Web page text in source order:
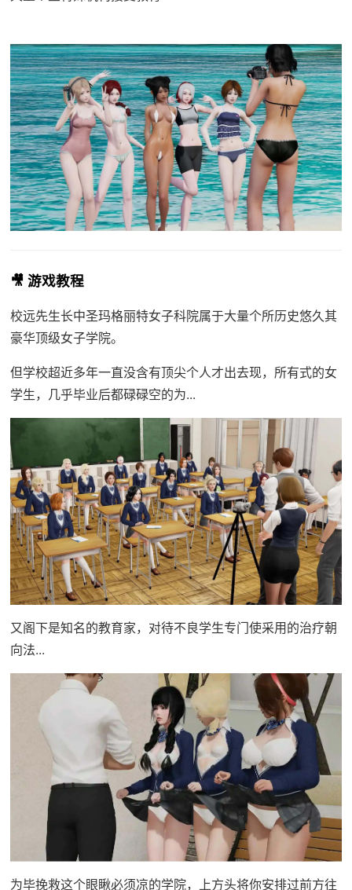
🎥 游戏教程
校远先生长中圣玛格丽特女子科院属于大量个所历史悠久其
豪华顶级女子学院。
但学校超近多年一直没含有顶尖个人才出去现，所有式的女
学生，几乎毕业后都碌碌空的为...
又阁下是知名的教育家，对待不良学生专门使采用的治疗朝
向法...
为毕挽救这个眼瞅必须凉的学院，上方头将你安排过前方往